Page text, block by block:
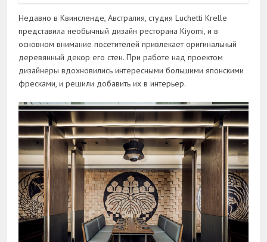
Недавно в Квинсленде, Австралия, студия Luchetti Krelle
представила необычный дизайн ресторана Kiyomi, и в
основном внимание посетителей привлекает оригинальный
деревянный декор его стен. При работе над проектом
дизайнеры вдохновились интересными большими японскими
фресками, и решили добавить их в интерьер.